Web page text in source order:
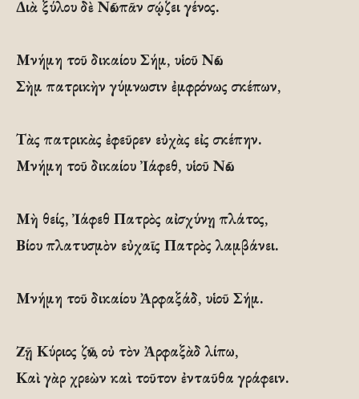
Διὰ ξύλου δὲ Νῶε πᾶν σῴζει γένος.
Μνήμη τοῦ δικαίου Σήμ, υἱοῦ Νῶε.
Σὴμ πατρικὴν γύμνωσιν ἐμφρόνως σκέπων,
Τὰς πατρικὰς ἐφεῦρεν εὐχὰς εἰς σκέπην.
Μνήμη τοῦ δικαίου Ἰάφεθ, υἱοῦ Νῶε.
Μὴ θείς, Ἰάφεθ Πατρὸς αἰσχύνῃ πλάτος,
Βίου πλατυσμὸν εὐχαῖς Πατρὸς λαμβάνει.
Μνήμη τοῦ δικαίου Ἀρφαξάδ, υἱοῦ Σήμ.
Zῇ Κύριος ζῶν, οὐ τὸν Ἀρφαξὰδ λίπω,
Καὶ γὰρ χρεὼν καὶ τοῦτον ἐνταῦθα γράφειν.